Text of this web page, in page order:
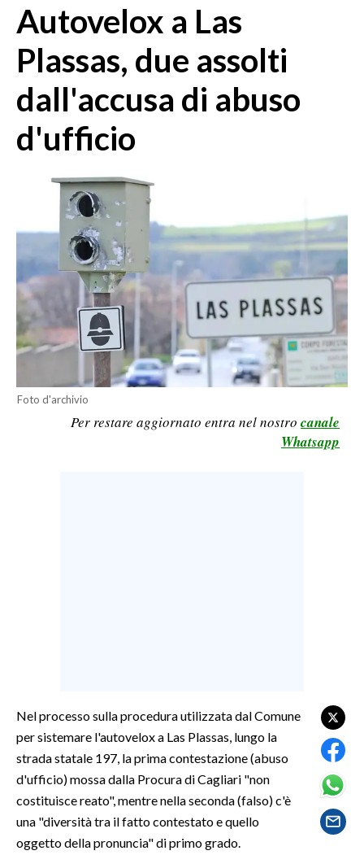
SASSARI E PROVINCIA
GALLURA
NUORO E PROVINCIA
OGLIASTRA
AGENDA
ECONOMIA
SERVIZI ALLE IMPRESE
BANDI
SPORT IN SARDEGNA
SPETTACOLI
GOSSIP
SALUTE
Autovelox a Las
Plassas, due assolti
dall'accusa di abuso
d'ufficio
Foto d'archivio
Per restare aggiornato entra nel nostro canale
Whatsapp
Nel processo sulla procedura utilizzata dal Comune
per sistemare l'autovelox a Las Plassas, lungo la
strada statale 197, la prima contestazione (abuso
d'ufficio) mossa dalla Procura di Cagliari "non
costituisce reato", mentre nella seconda (falso) c'è
una "diversità tra il fatto contestato e quello
oggetto della pronuncia" di primo grado.